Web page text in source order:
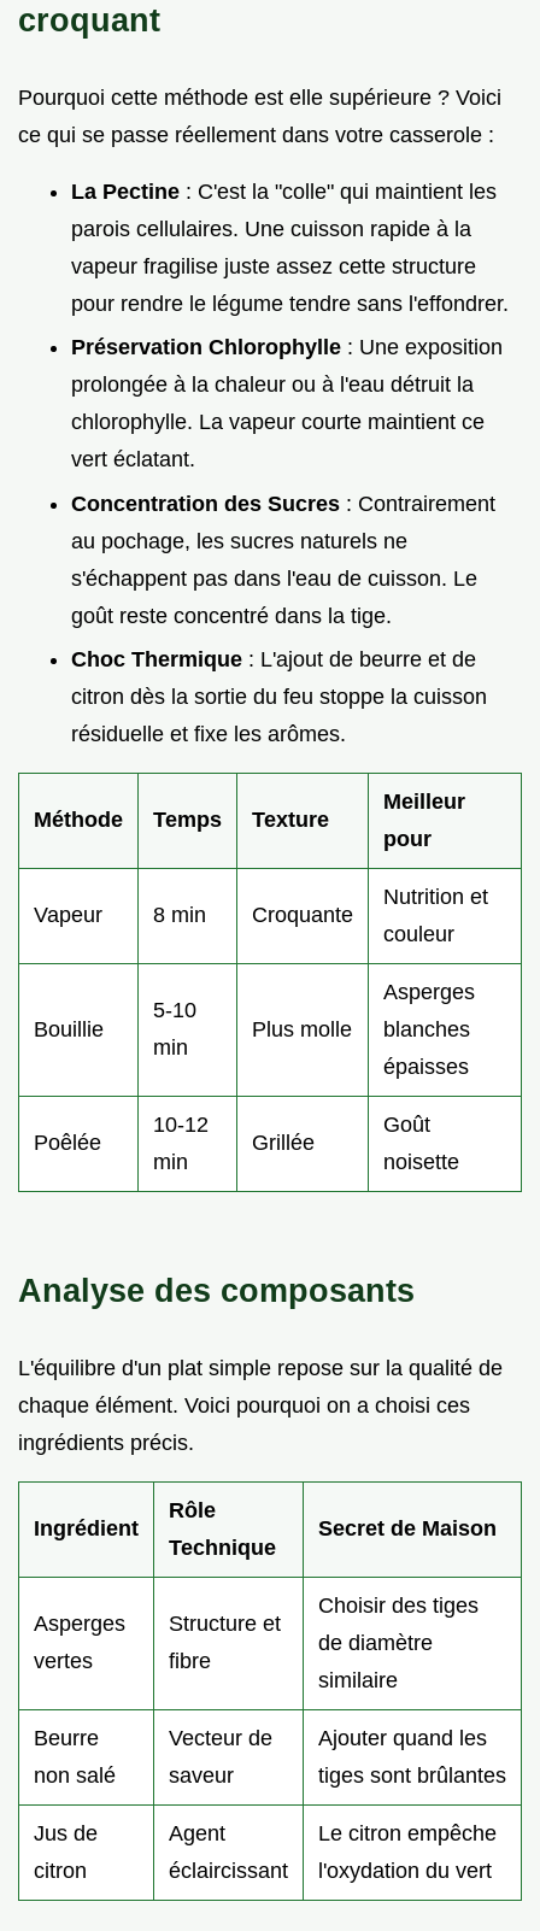
croquant
Pourquoi cette méthode est elle supérieure ? Voici
ce qui se passe réellement dans votre casserole :
La Pectine : C'est la "colle" qui maintient les
parois cellulaires. Une cuisson rapide à la
vapeur fragilise juste assez cette structure
pour rendre le légume tendre sans l'effondrer.
Préservation Chlorophylle : Une exposition
prolongée à la chaleur ou à l'eau détruit la
chlorophylle. La vapeur courte maintient ce
vert éclatant.
Concentration des Sucres : Contrairement
au pochage, les sucres naturels ne
s'échappent pas dans l'eau de cuisson. Le
goût reste concentré dans la tige.
Choc Thermique : L'ajout de beurre et de
citron dès la sortie du feu stoppe la cuisson
résiduelle et fixe les arômes.
Méthode Temps Texture
Meilleur
pour
Vapeur 8 min Croquante
Nutrition et
couleur
Bouillie
5-10
min
Plus molle
Asperges
blanches
épaisses
Poêlée
10-12
min
Grillée
Goût
noisette
Analyse des composants
L'équilibre d'un plat simple repose sur la qualité de
chaque élément. Voici pourquoi on a choisi ces
ingrédients précis.
Ingrédient
Rôle
Technique
Secret de Maison
Asperges
vertes
Structure et
fibre
Choisir des tiges
de diamètre
similaire
Beurre
non salé
Vecteur de
saveur
Ajouter quand les
tiges sont brûlantes
Jus de
citron
Agent
éclaircissant
Le citron empêche
l'oxydation du vert